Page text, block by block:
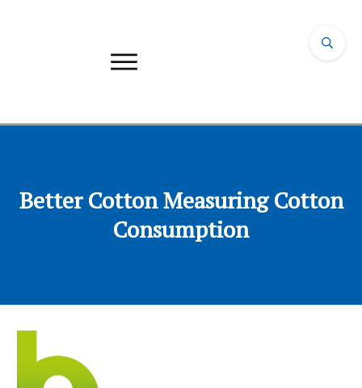
Better Cotton Measuring Cotton
Consumption